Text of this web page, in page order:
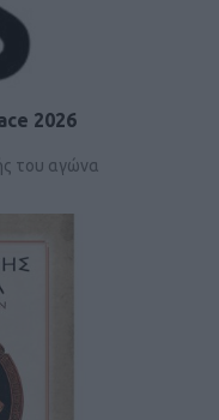
2026
του αγώνα